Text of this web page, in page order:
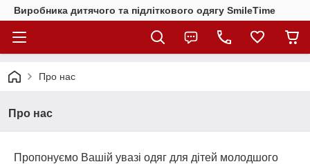
Виробника дитячого та підліткового одягу SmileTime
Про нас
Про нас
Пропонуємо Вашій увазі одяг для дітей молодшого